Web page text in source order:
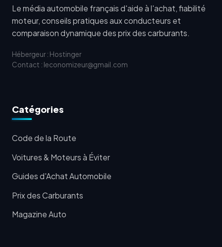
Le média automobile français d'aide à l'achat, fiabilité
moteur, conseils pratiques aux conducteurs et
comparaison dynamique des prix des carburants.
Hébergeur : Hostinger
Contact : leconomizeur@gmail.com
Catégories
Code de la Route
Voitures & Moteurs à Éviter
Guides d'Achat Automobile
Prix des Carburants
Magazine Auto